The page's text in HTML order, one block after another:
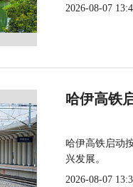
2026-08-07
哈伊高铁
哈伊高铁启动
兴发展。
2026-08-07